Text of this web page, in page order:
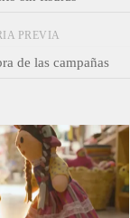
PREVIA
de las campañas